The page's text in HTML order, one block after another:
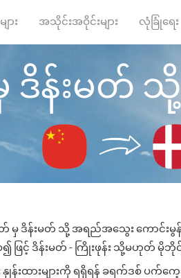
ား အသိုင်းအဝိုင်းများ လုံခြုံရေး
န်းမတ် သို့
မှ ဒိန်းမတ် သို့ အရည်အသွေး ကောင်းမွ
၍ ဖြင့် ဒိန်းမတ် - ကြိုးဖုန်း သို့မဟုတ် မို
းထားများကို ရရှိရန် ခရက်ဒစ် ပက်က